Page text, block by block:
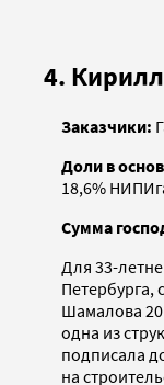
4.
Заказчики:
Доли в
18,6%
Сумма
Для 33-
Петербурга,
Шамалова
одна из
подписала
на